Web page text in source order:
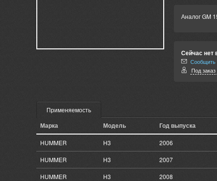
Аналог GM
Сейчас нет
Сообщить
Под
Применяемость
Марка Модель Год выпуска
HUMMER H3 2006
HUMMER H3 2007
HUMMER H3 2008